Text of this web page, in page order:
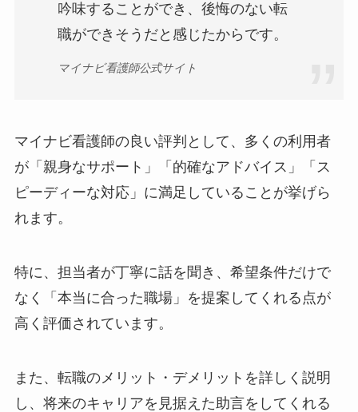
吟味することができ、後悔のない転
職ができそうだと感じたからです。
マイナビ看護師公式サイト
マイナビ看護師の良い評判として、多くの利用者
が「親身なサポート」「的確なアドバイス」「ス
ピーディーな対応」に満足していることが挙げら
れます。
特に、担当者が丁寧に話を聞き、希望条件だけで
なく「本当に合った職場」を提案してくれる点が
高く評価されています。
また、転職のメリット・デメリットを詳しく説明
し、将来のキャリアを見据えた助言をしてくれる